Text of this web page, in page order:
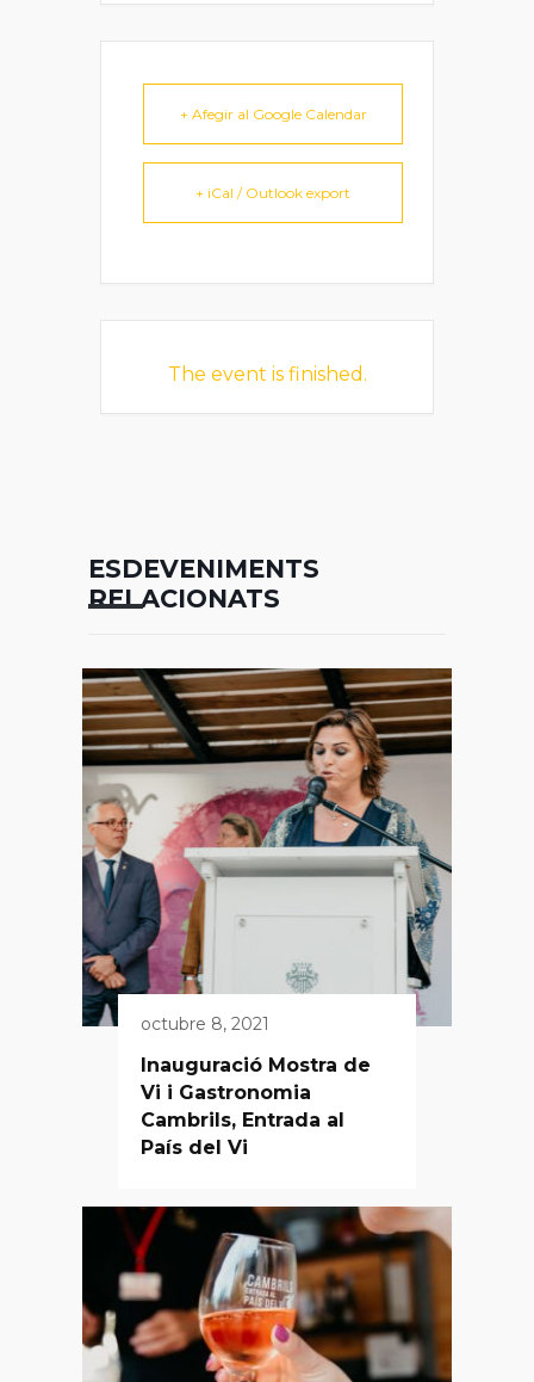
+ Afegir al Google Calendar
+ iCal / Outlook export
The event is finished.
ESDEVENIMENTS
RELACIONATS
octubre 8, 2021
Inauguració Mostra de
Vi i Gastronomia
Cambrils, Entrada al
País del Vi